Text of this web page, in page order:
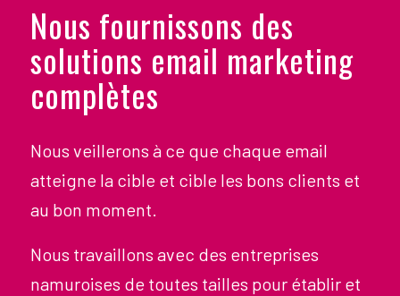
Nous fournissons des
solutions email marketing
complètes
Nous veillerons à ce que chaque email
atteigne la cible et cible les bons clients et
au bon moment.
Nous travaillons avec des entreprises
namuroises de toutes tailles pour établir et